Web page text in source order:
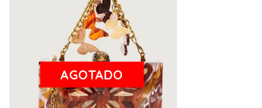
AGOTADO